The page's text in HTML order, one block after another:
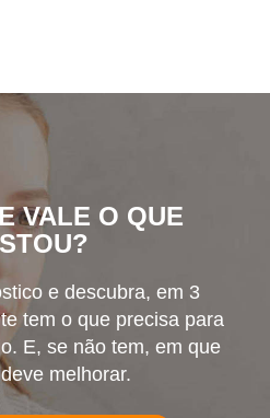
VALE O QUE
e descubra, em 3
tem o que precisa para
E, se não tem, em que
melhorar.